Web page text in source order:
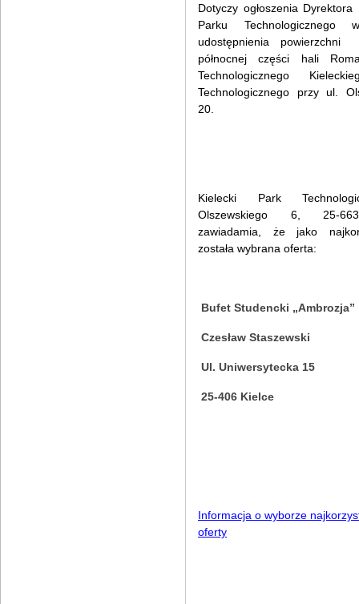
Dotyczy ogłoszenia Dyrektora
Parku Technologicznego
udostępnienia
północnej części hali
Technologicznego
Technologicznego przy ul.
20.
Kielecki Park
Olszewskiego 6, 25-
zawiadamia, że jako
została wybrana oferta:
Bufet Studencki „Ambrozja”
Czesław Staszewski
Ul. Uniwersytecka 15
25-406 Kielce
Informacja o wyborze
oferty